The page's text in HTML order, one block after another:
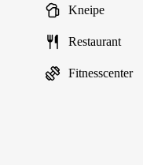
Kneipe
Restaurant
Fitnesscenter